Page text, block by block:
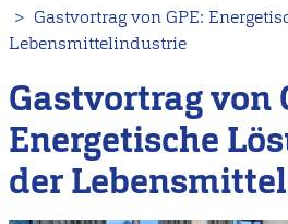
Gastvortrag von GPE:
Lebensmittelindustrie
Gastvortrag von
Energetische
der